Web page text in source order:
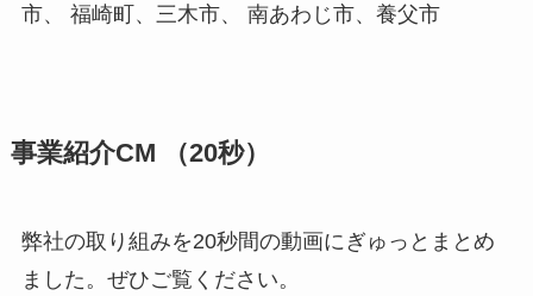
市、 福崎町、三木市、 南あわじ市、養父市
事業紹介CM （20秒）
弊社の取り組みを20秒間の動画にぎゅっとまとめ
ました。ぜひご覧ください。